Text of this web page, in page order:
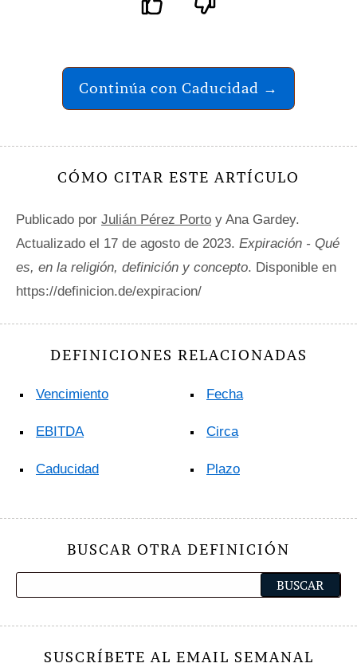
Continúa con Caducidad →
CÓMO CITAR ESTE ARTÍCULO
Publicado por Julián Pérez Porto y Ana Gardey.
Actualizado el 17 de agosto de 2023. Expiración - Qué
es, en la religión, definición y concepto. Disponible en
https://definicion.de/expiracion/
DEFINICIONES RELACIONADAS
Vencimiento
EBITDA
Caducidad
Fecha
Circa
Plazo
BUSCAR OTRA DEFINICIÓN
SUSCRÍBETE AL EMAIL SEMANAL